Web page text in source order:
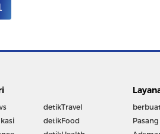
detikTravel
detikFood